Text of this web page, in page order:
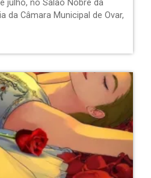
julho, no Salão Nobre da
da Câmara Municipal de Ovar,